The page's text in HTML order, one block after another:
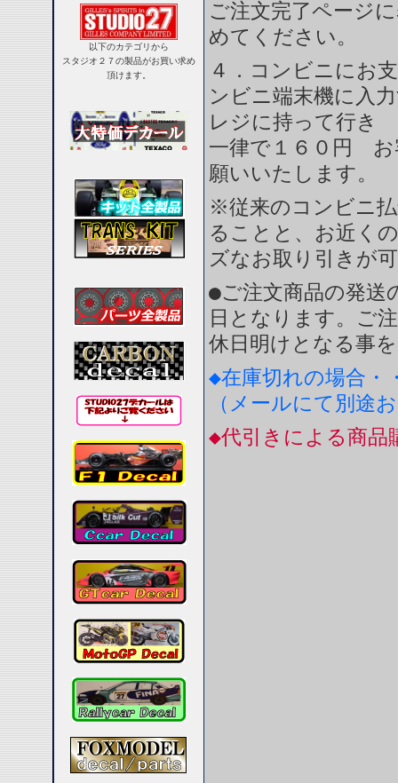
以下のカテゴリから
スタジオ２７の製品がお買い求め
頂けます。
ご注文完了ページ
めてください。
４．コンビニにお
ンビニ端末機に入
レジに持って行き
一律で１６０円 お
願いいたします。
※従来のコンビニ
ることと、お近く
ズなお取り引きが
●ご注文商品の発送
日となります。ご
休日明けとなる事
◆在庫切れの場合・
（メールにて別途
◆代引きによる商品